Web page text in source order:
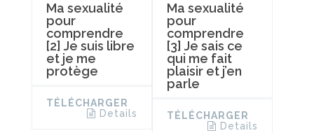
Ma sexualité
pour
comprendre
[2] Je suis libre
et je me
protège
TÉLÉCHARGER
Details
Ma sexualité
pour
comprendre
[3] Je sais ce
qui me fait
plaisir et j’en
parle
TÉLÉCHARGER
Details